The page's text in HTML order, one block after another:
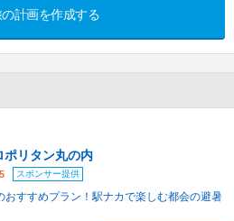
計画を作成する
ポリタン丸の内
スポンサー提供
おすすめプラン！駅ナカで楽しむ都会の避暑